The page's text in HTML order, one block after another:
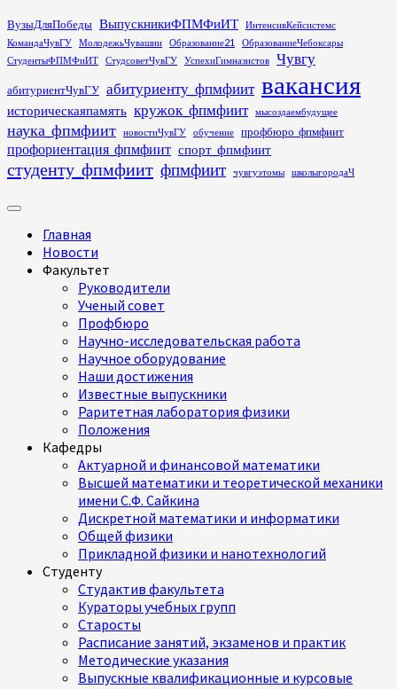
Перейти
к
содержимому
ВузыДляПобеды ВыпускникиФПМФиИТ
ИнтенсивКейсистемс
КомандаЧувГУ
МолодежьЧувашии Образование21
ОбразованиеЧебоксары
СтудентыФПМФиИТ
СтудсоветЧувГУ УспехиГимназистов Чувгу
абитуриентЧувГУ абитуриенту_фпмфиит вакансия
историческаяпамять кружок_фпмфиит мысоздаембудущее
наука_фпмфиит новостиЧувГУ обучение профбюро_фпмфиит
профориентация_фпмфиит спорт_фпмфиит
студенту_фпмфиит фпмфиит чувгуэтомы школыгородаЧ
Основное
Главная
Новости
Факультет
Руководители
Ученый совет
Профбюро
Научно-исследовательская работа
Научное оборудование
Наши достижения
Известные выпускники
Раритетная лаборатория физики
Положения
Кафедры
Актуарной и финансовой математики
Высшей математики и теоретической механики
имени С.Ф. Сайкина
Дискретной математики и информатики
Общей физики
Прикладной физики и нанотехнологий
Студенту
Студактив факультета
Кураторы учебных групп
Старосты
Расписание занятий, экзаменов и практик
Методические указания
Выпускные квалификационные и курсовые